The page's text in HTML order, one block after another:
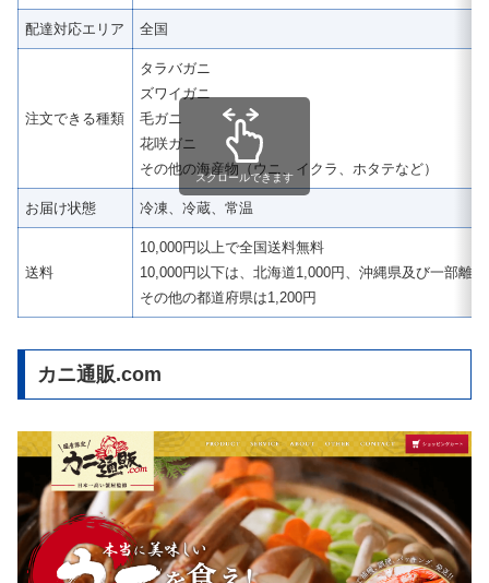
配達対応エリア 全国
注文できる種類
タラバガニ
ズワイガニ
毛ガニ
花咲ガニ
その他の海産物（ウニ、イクラ、ホタテなど）
お届け状態 冷凍、冷蔵、常温
送料
10,000円以上で全国送料無料
10,000円以下は、北海道1,000円、沖縄県及び一部離
その他の都道府県は1,200円
スクロールできます
カニ通販.com